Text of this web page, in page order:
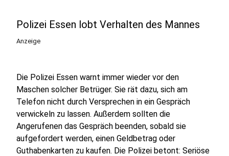
Polizei Essen lobt Verhalten des Mannes
Anzeige
Die Polizei Essen warnt immer wieder vor den
Maschen solcher Betrüger. Sie rät dazu, sich am
Telefon nicht durch Versprechen in ein Gespräch
verwickeln zu lassen. Außerdem sollten die
Angerufenen das Gespräch beenden, sobald sie
aufgefordert werden, einen Geldbetrag oder
Guthabenkarten zu kaufen. Die Polizei betont: Seriöse